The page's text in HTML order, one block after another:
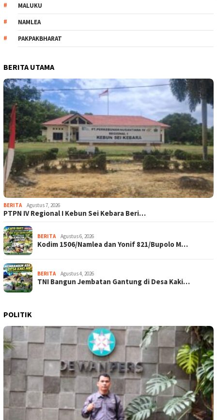
MALUKU
NAMLEA
PAKPAKBHARAT
BERITA UTAMA
BERITA Agustus 7, 2026
PTPN IV Regional I Kebun Sei Kebara Beri…
BERITA Agustus 6, 2026
Kodim 1506/Namlea dan Yonif 821/Bupolo M…
BERITA Agustus 4, 2026
TNI Bangun Jembatan Gantung di Desa Kaki…
POLITIK